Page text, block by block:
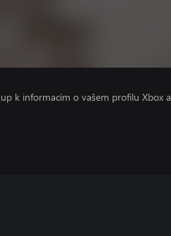
k informacím o vašem profilu Xbox a